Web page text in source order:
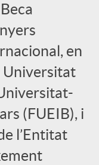
en
Universitat
(FUEIB), i
l’Entitat